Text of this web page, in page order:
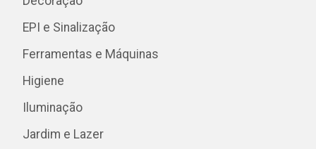
EPI e Sinalização
Ferramentas e Máquinas
Higiene
Iluminação
Jardim e Lazer